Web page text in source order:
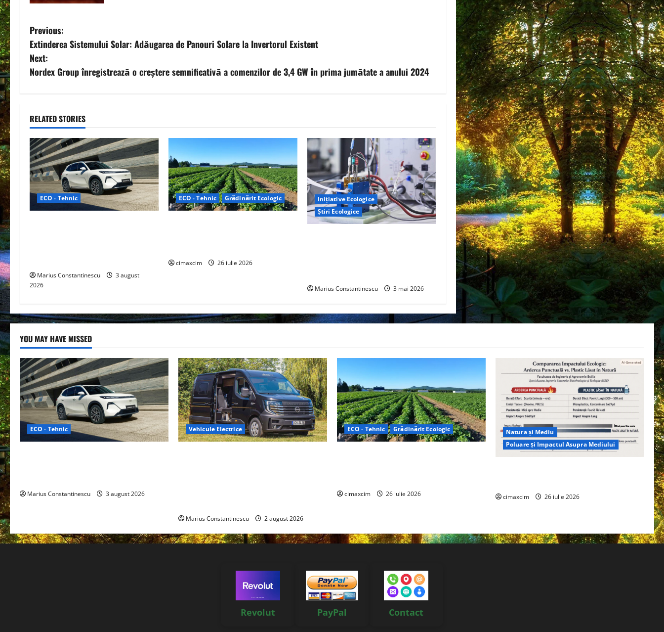
P
o
s
n
a
v
i
g
o
Previous:
Extinderea Sistemului Solar: Adăugarea de Panouri Solare la Invertorul Existent
Next:
Nordex Group înregistrează o creștere semnificativă a comenzilor de 3,4 GW în prima jumătate a anului 2024
RELATED STORIES
ECO - Tehnic
Marius Constantinescu
3 august
2026
ECO - Tehnic Grădinărit Ecologic
cimaxcim 26 iulie 2026
Inițiative Ecologice
Știri Ecologice
Marius Constantinescu 3 mai 2026
YOU MAY HAVE MISSED
ECO - Tehnic
Marius Constantinescu 3 august 2026
Vehicule Electrice
Marius Constantinescu 2 august 2026
ECO - Tehnic Grădinărit Ecologic
cimaxcim 26 iulie 2026
Natura și Mediu
Poluare și Impactul Asupra Mediului
cimaxcim 26 iulie 2026
Revolut PayPal Contact